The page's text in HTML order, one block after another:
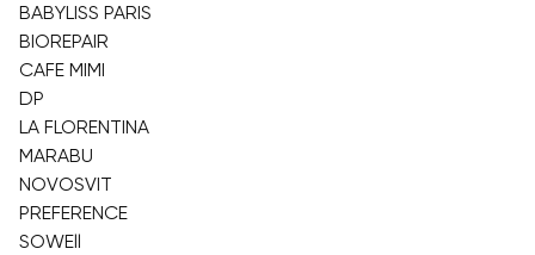
BABYLISS PARIS
BIOREPAIR
CAFE MIMI
DP
LA FLORENTINA
MARABU
NOVOSVIT
PREFERENCE
SOWEll